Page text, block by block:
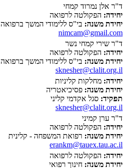
ד"ר אלן נמרוד קמחי
יחידה: הפקולטה לרפואה
יחידת משנה: בי"ס ללימודי המשך ברפואה
nimcam@gmail.com
ד"ר שירי קמחי נשר
יחידה: הפקולטה לרפואה
יחידת משנה: בי"ס ללימודי המשך ברפואה
sknesher@clalit.org.il
יחידה: מחלקות קליניות
יחידת משנה: פסיכיאטריה
תפקיד: סגל אקדמי קליני
sknesher@clalit.org.il
ד"ר ערן קמיני
יחידה: הפקולטה לרפואה
יחידת משנה: רפואת המשפחה - קלינית
erankm@tauex.tau.ac.il
יחידה: הפקולטה לרפואה
יחידת משנה: חינוך רפואי